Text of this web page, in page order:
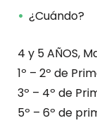
¿Cuándo?
4 y 5 AÑOS,
1º – 2º de
3º – 4º de
5º – 6º de